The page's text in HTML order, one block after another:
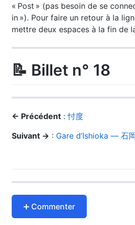
« Post » (pas besoin de se
in »). Pour faire un retour à la
mettre deux espaces à la fin de
📝 Billet n° 18
← Précédent :忖度
Suivant → : Gare d’Ishioka — 石
➕ Commenter